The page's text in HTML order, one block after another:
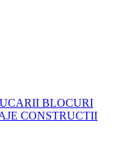
BLOCURI
CONSTRUCTII